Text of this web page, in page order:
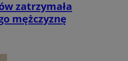
zatrzymała
mężczyznę